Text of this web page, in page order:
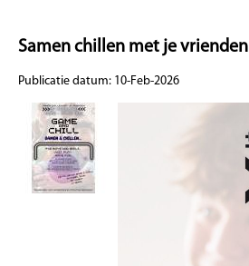
Samen chillen met je vrienden
Publicatie datum: 10-Feb-2026